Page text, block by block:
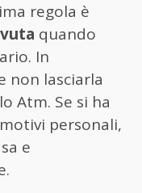
regola è
quando
In
non lasciarla
Atm. Se si ha
personali,
e